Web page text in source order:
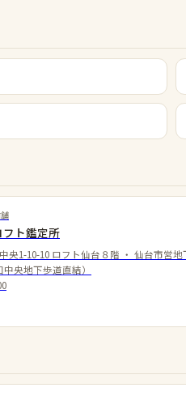
フト鑑定所
央1-10-10 ロフト仙台８階 ・ 仙台市営地
央地下歩道直結）